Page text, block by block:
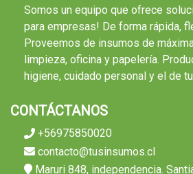
Somos un equipo que ofrece
para empresas! De forma rápida,
Proveemos de insumos de
limpieza, oficina y papelería.
higiene, cuidado personal y el de
CONTÁCTANOS
+56975850020
contacto@tusinsumos.cl
Maruri 848, independencia.